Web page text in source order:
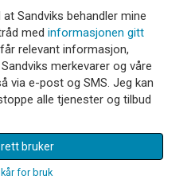
Sandviks behandler mine
med informasjonen gitt
relevant informasjon,
merkevarer og våre
via e-post og SMS. Jeg kan
alle tjenester og tilbud
bruker
for bruk